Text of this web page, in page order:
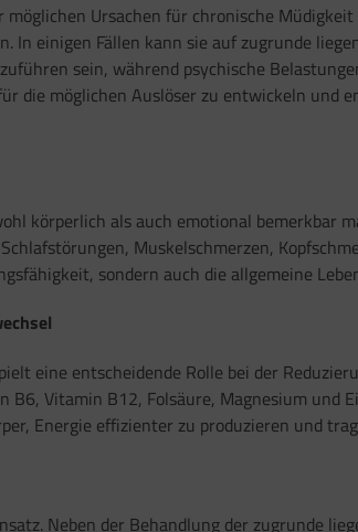
möglichen Ursachen für chronische
In einigen Fällen kann sie auf zugrunde
sein, während psychische
die möglichen Auslöser zu entwickeln und
körperlich als auch emotional bemerkbar
Muskelschmerzen,
sondern auch die allgemeine
eine entscheidende Rolle bei der
Vitamin B12, Folsäure, Magnesium und
Energie effizienter zu produzieren und
Neben der Behandlung der zugrunde